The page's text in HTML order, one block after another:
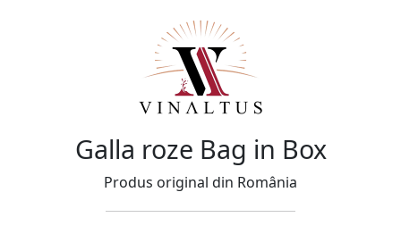
Galla roze Bag in Box
Produs original din România